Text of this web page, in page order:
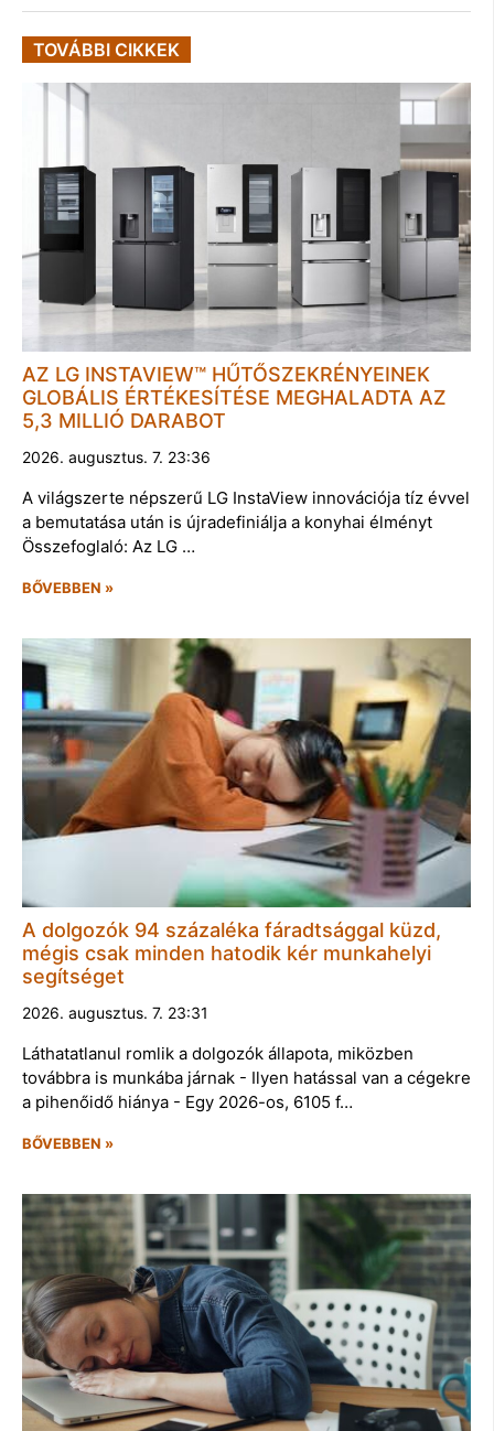
TOVÁBBI CIKKEK
AZ LG INSTAVIEW™ HŰTŐSZEKRÉNYEINEK
GLOBÁLIS ÉRTÉKESÍTÉSE MEGHALADTA AZ
5,3 MILLIÓ DARABOT
2026. augusztus. 7. 23:36
A világszerte népszerű LG InstaView innovációja tíz évvel
a bemutatása után is újradefiniálja a konyhai élményt
Összefoglaló: Az LG …
BŐVEBBEN »
A dolgozók 94 százaléka fáradtsággal küzd,
mégis csak minden hatodik kér munkahelyi
segítséget
2026. augusztus. 7. 23:31
Láthatatlanul romlik a dolgozók állapota, miközben
továbbra is munkába járnak - Ilyen hatással van a cégekre
a pihenőidő hiánya - Egy 2026-os, 6105 f…
BŐVEBBEN »